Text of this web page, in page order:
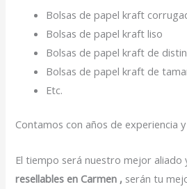
Bolsas de papel kraft
Bolsas de papel kraft liso
Bolsas de papel kraft de
Bolsas de papel kraft de
Etc.
Contamos con años de experiencia
El tiempo será nuestro mejor aliado
resellables en Carmen , serán tu